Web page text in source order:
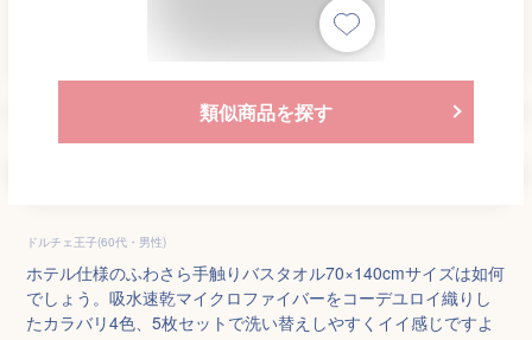
類似商品を探す
ドルチェ王子(60代・男性)
ホテル仕様のふわさら手触りバスタオル70×140cmサイズは如何
でしょう。吸水速乾マイクロファイバーをコーデユロイ織りし
たカラバリ4色、5枚セットで洗い替えしやすくイイ感じですよ